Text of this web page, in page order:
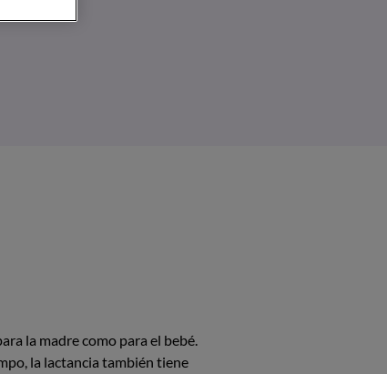
la madre como para el bebé.
la lactancia también tiene